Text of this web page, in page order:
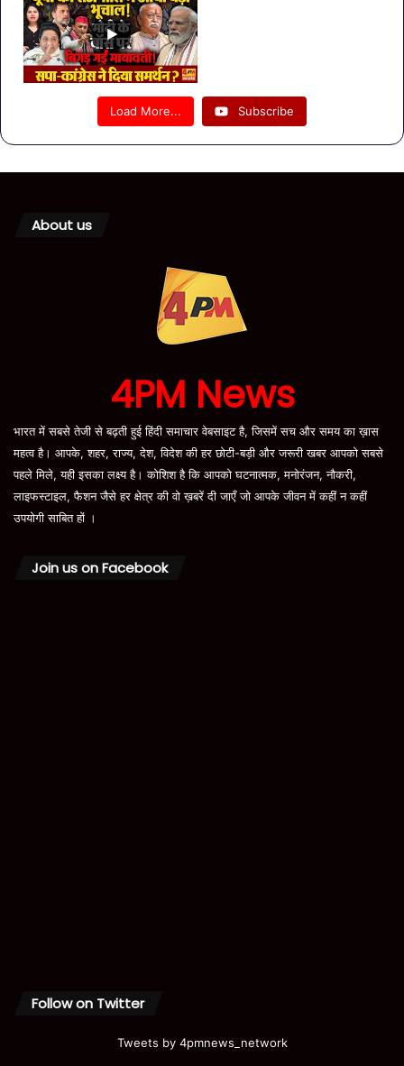
Load More... Subscribe
About us
4PM News
भारत में सबसे तेजी से बढ़ती हुई हिंदी समाचार वेबसाइट है, जिसमें सच और समय का ख़ास
महत्व है। आपके, शहर, राज्य, देश, विदेश की हर छोटी-बड़ी और जरूरी खबर आपको सबसे
पहले मिले, यही इसका लक्ष्य है। कोशिश है कि आपको घटनात्मक, मनोरंजन, नौकरी,
लाइफस्टाइल, फैशन जैसे हर क्षेत्र की वो ख़बरें दी जाएँ जो आपके जीवन में कहीं न कहीं
उपयोगी साबित हों ।
Join us on Facebook
Follow on Twitter
Tweets by 4pmnews_network